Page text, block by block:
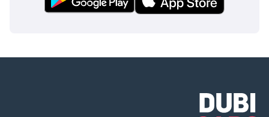
للنقل يلبي متطلبات سوق الإمارات العربية المتحدة النابض بالحياة